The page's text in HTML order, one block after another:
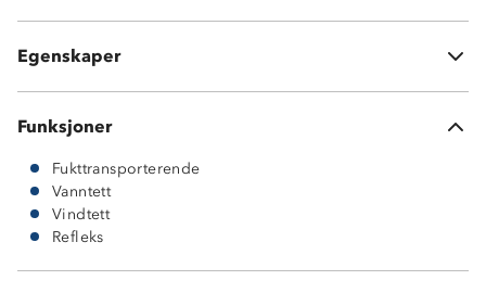
Egenskaper
2-lags skalljakke
Funksjoner
Fukttransporterende
Vanntett
Vindtett
Refleks